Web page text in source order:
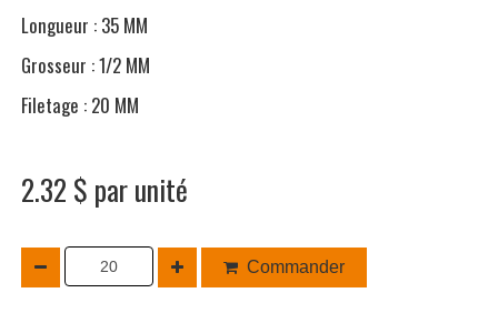
Longueur : 35 MM
Grosseur : 1/2 MM
Filetage : 20 MM
2.32 $ par unité
Commander